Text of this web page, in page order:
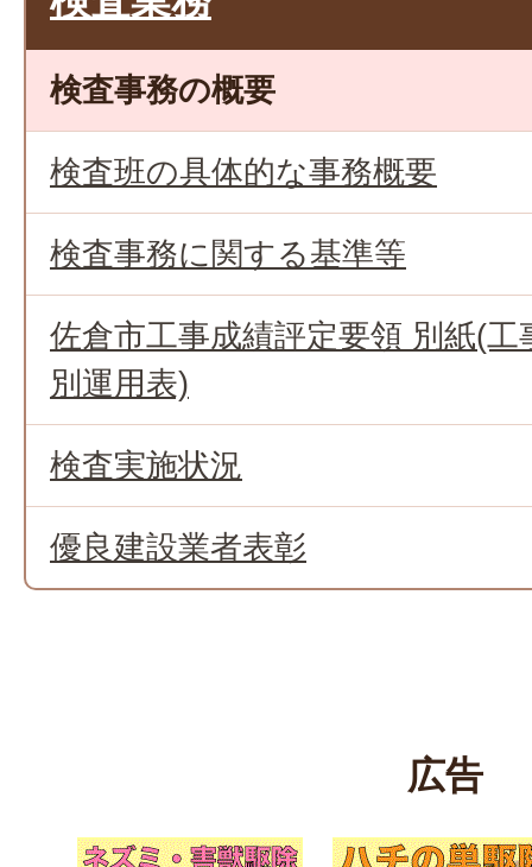
検査事務の概要
検査班の具体的な事務概要
検査事務に関する基準等
佐倉市工事成績評定要領 別紙(
別運用表)
検査実施状況
優良建設業者表彰
広告